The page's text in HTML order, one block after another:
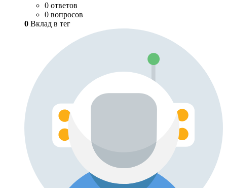
0 ответов
0 вопросов
0 Вклад в тег